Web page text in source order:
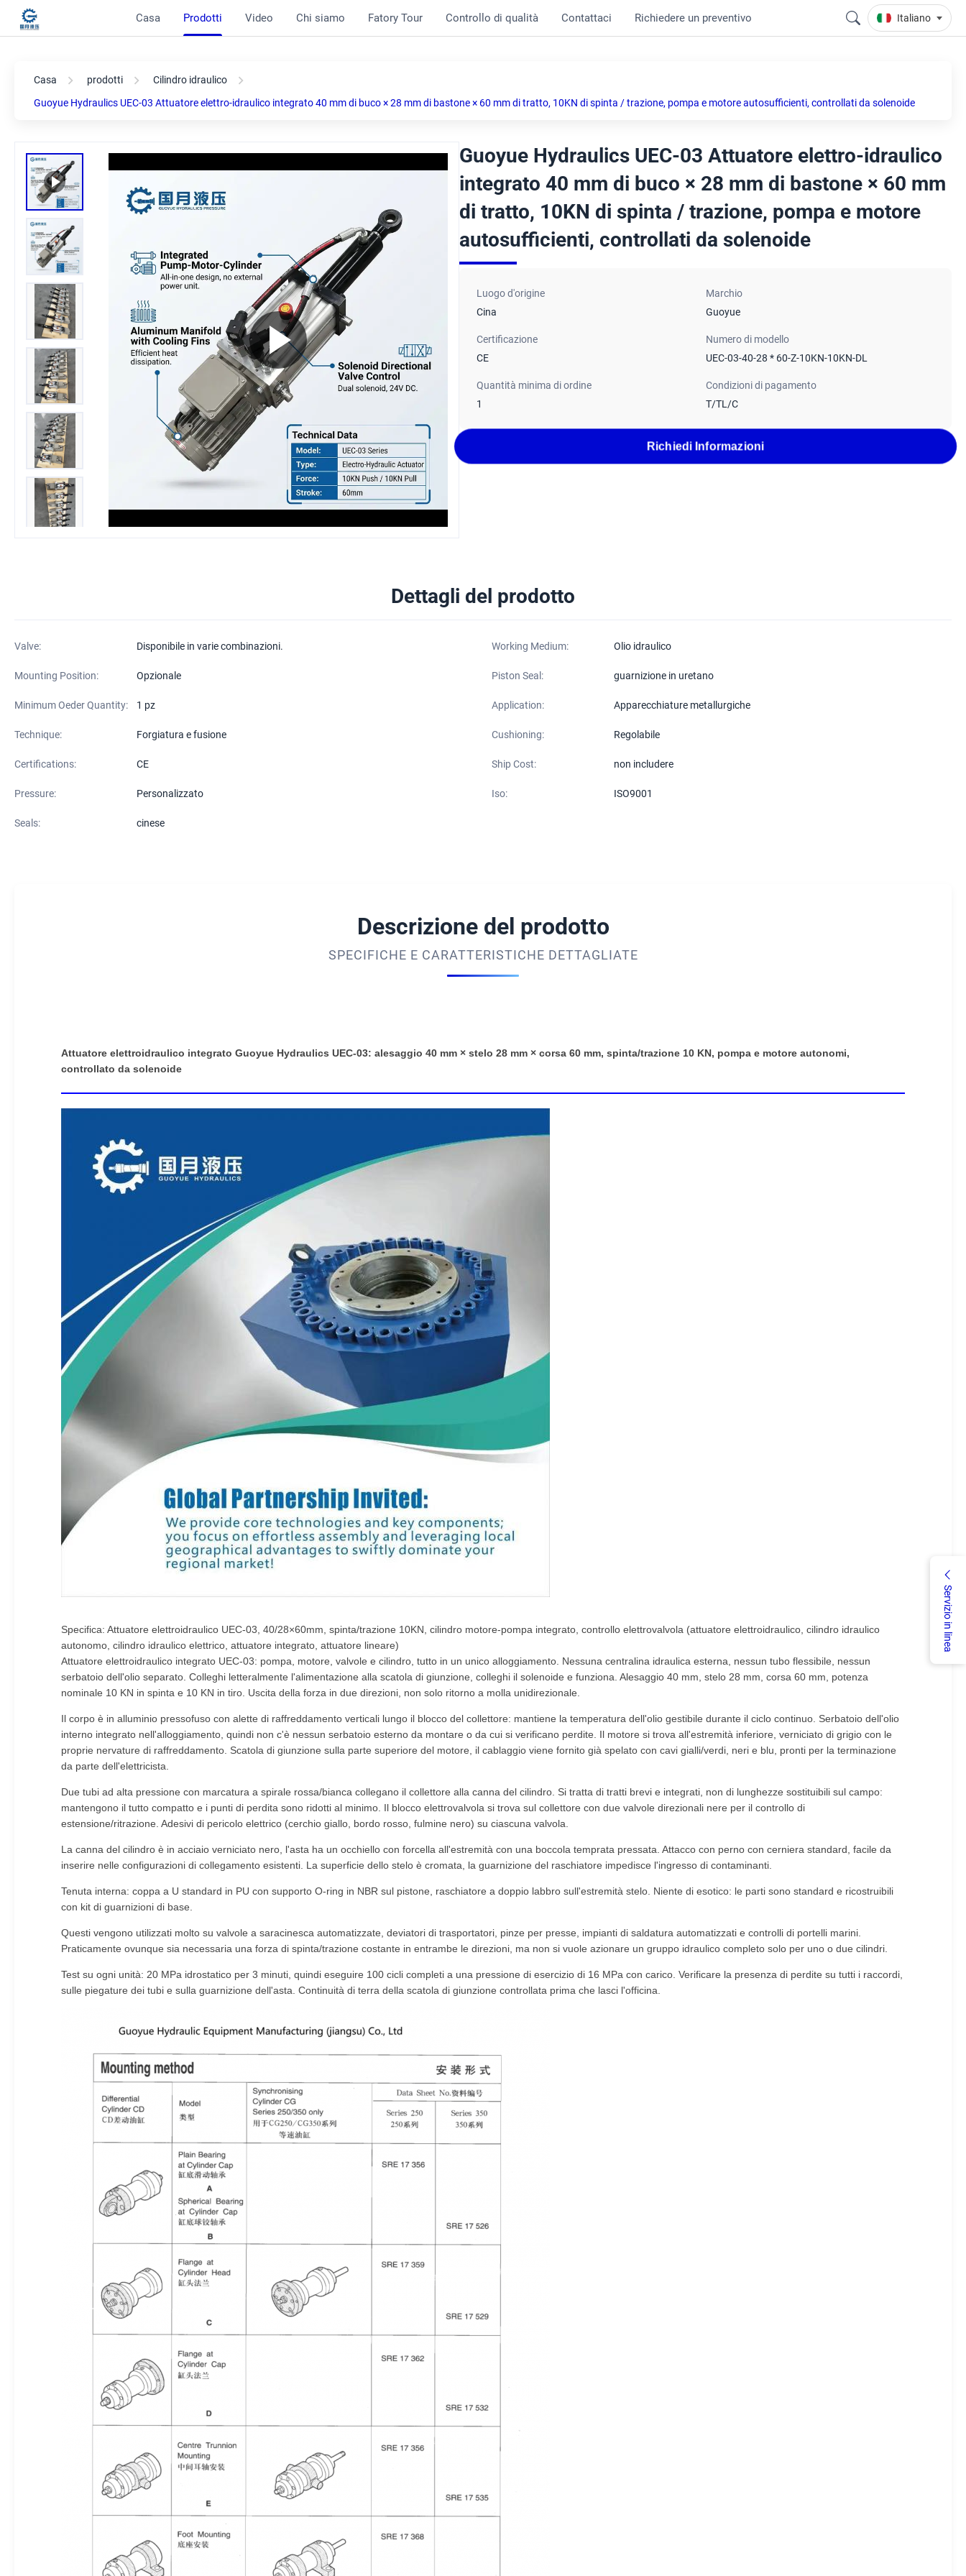
Casa Prodotti Video Chi siamo Fatory Tour Controllo di qualità Contattaci Richiedere un preventivo Italiano
Servizio in linea
Casa prodotti Cilindro idraulico
Guoyue Hydraulics UEC-03 Attuatore elettro-idraulico integrato 40 mm di buco × 28 mm di bastone × 60 mm di tratto, 10KN di spinta / trazione, pompa e motore autosufficienti, controllati da solenoide
Guoyue Hydraulics UEC-03 Attuatore elettro-idraulico
integrato 40 mm di buco × 28 mm di bastone × 60 mm
di tratto, 10KN di spinta / trazione, pompa e motore
autosufficienti, controllati da solenoide
Luogo d'origine
Cina
Marchio
Guoyue
Certificazione
CE
Numero di modello
UEC-03-40-28 * 60-Z-10KN-10KN-DL
Quantità minima di ordine
1
Condizioni di pagamento
T/TL/C
Richiedi Informazioni
Dettagli del prodotto
Valve: Disponibile in varie combinazioni. Working Medium: Olio idraulico
Mounting Position: Opzionale Piston Seal: guarnizione in uretano
Minimum Oeder Quantity: 1 pz Application: Apparecchiature metallurgiche
Technique: Forgiatura e fusione Cushioning: Regolabile
Certifications: CE Ship Cost: non includere
Pressure: Personalizzato Iso: ISO9001
Seals: cinese
Descrizione del prodotto
SPECIFICHE E CARATTERISTICHE DETTAGLIATE
Attuatore elettroidraulico integrato Guoyue Hydraulics UEC-03: alesaggio 40 mm × stelo 28 mm × corsa 60 mm, spinta/trazione 10 KN, pompa e motore autonomi,
controllato da solenoide
Specifica: Attuatore elettroidraulico UEC-03, 40/28×60mm, spinta/trazione 10KN, cilindro motore-pompa integrato, controllo elettrovalvola (attuatore elettroidraulico, cilindro idraulico
autonomo, cilindro idraulico elettrico, attuatore integrato, attuatore lineare)
Attuatore elettroidraulico integrato UEC-03: pompa, motore, valvole e cilindro, tutto in un unico alloggiamento. Nessuna centralina idraulica esterna, nessun tubo flessibile, nessun
serbatoio dell'olio separato. Colleghi letteralmente l'alimentazione alla scatola di giunzione, colleghi il solenoide e funziona. Alesaggio 40 mm, stelo 28 mm, corsa 60 mm, potenza
nominale 10 KN in spinta e 10 KN in tiro. Uscita della forza in due direzioni, non solo ritorno a molla unidirezionale.
Il corpo è in alluminio pressofuso con alette di raffreddamento verticali lungo il blocco del collettore: mantiene la temperatura dell'olio gestibile durante il ciclo continuo. Serbatoio dell'olio
interno integrato nell'alloggiamento, quindi non c'è nessun serbatoio esterno da montare o da cui si verificano perdite. Il motore si trova all'estremità inferiore, verniciato di grigio con le
proprie nervature di raffreddamento. Scatola di giunzione sulla parte superiore del motore, il cablaggio viene fornito già spelato con cavi gialli/verdi, neri e blu, pronti per la terminazione
da parte dell'elettricista.
Due tubi ad alta pressione con marcatura a spirale rossa/bianca collegano il collettore alla canna del cilindro. Si tratta di tratti brevi e integrati, non di lunghezze sostituibili sul campo:
mantengono il tutto compatto e i punti di perdita sono ridotti al minimo. Il blocco elettrovalvola si trova sul collettore con due valvole direzionali nere per il controllo di
estensione/ritrazione. Adesivi di pericolo elettrico (cerchio giallo, bordo rosso, fulmine nero) su ciascuna valvola.
La canna del cilindro è in acciaio verniciato nero, l'asta ha un occhiello con forcella all'estremità con una boccola temprata pressata. Attacco con perno con cerniera standard, facile da
inserire nelle configurazioni di collegamento esistenti. La superficie dello stelo è cromata, la guarnizione del raschiatore impedisce l'ingresso di contaminanti.
Tenuta interna: coppa a U standard in PU con supporto O-ring in NBR sul pistone, raschiatore a doppio labbro sull'estremità stelo. Niente di esotico: le parti sono standard e ricostruibili
con kit di guarnizioni di base.
Questi vengono utilizzati molto su valvole a saracinesca automatizzate, deviatori di trasportatori, pinze per presse, impianti di saldatura automatizzati e controlli di portelli marini.
Praticamente ovunque sia necessaria una forza di spinta/trazione costante in entrambe le direzioni, ma non si vuole azionare un gruppo idraulico completo solo per uno o due cilindri.
Test su ogni unità: 20 MPa idrostatico per 3 minuti, quindi eseguire 100 cicli completi a una pressione di esercizio di 16 MPa con carico. Verificare la presenza di perdite su tutti i raccordi,
sulle piegature dei tubi e sulla guarnizione dell'asta. Continuità di terra della scatola di giunzione controllata prima che lasci l'officina.